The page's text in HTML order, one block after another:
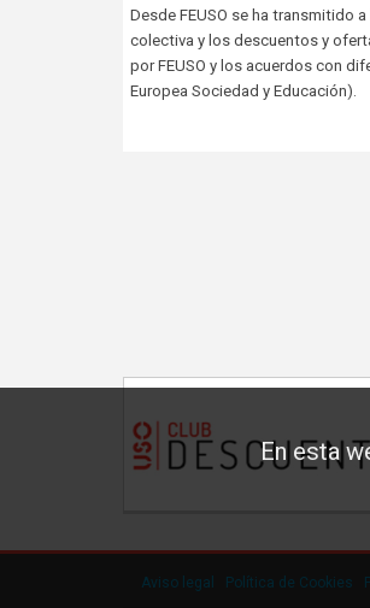
En esta
Desde FEUSO se ha transmitido
colectiva y los descuentos y
por FEUSO y los acuerdos con
Europea Sociedad y Educación).
Aviso legal Política de Cookies